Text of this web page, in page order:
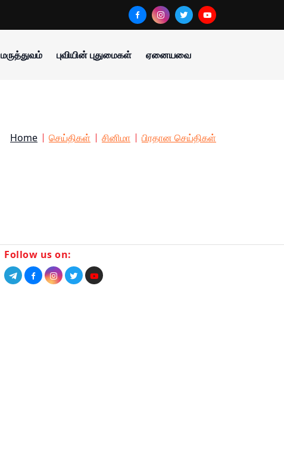
மருத்துவம் புவியின் புதுமைகள் ஏனையவை
Home செய்திகள் சினிமா பிரதான செய்திகள்
Follow us on: